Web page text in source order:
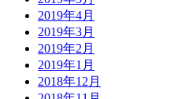
2019年4月
2019年3月
2019年2月
2019年1月
2018年12月